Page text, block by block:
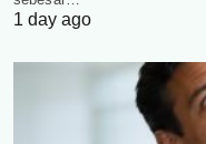
1 day ago